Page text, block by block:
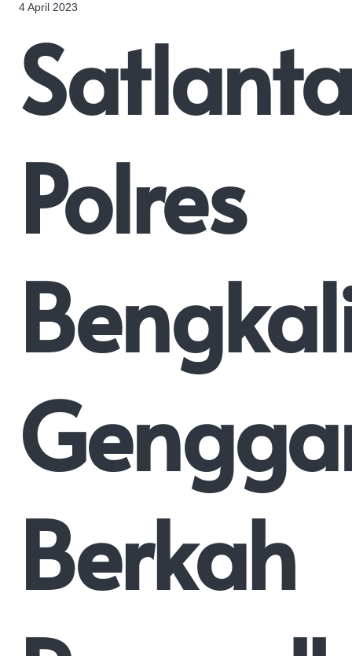
4 April 2023
Polres
Berkah